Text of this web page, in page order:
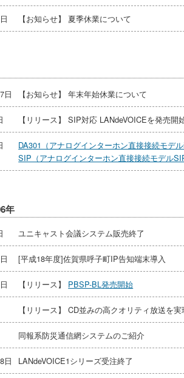
【お知らせ】 夏季休業について
日 【お知らせ】 年末年始休業について
【リリース】 SIP対応 LANdeVOICEを発売開
DA301（アナログインターホン直接接続モデ
SIP（アナログインターホン直接接続モデル
年
ユニキャスト会議システム販売終了
[平成18年度]佐賀県呼子町IP告知端末導入
【リリース】 PBSP-BL発売開始
【リリース】 CD並みの高クオリティ放送を
同報系防災通信網システムのご紹介
日 LANdeVOICE1シリーズ受注終了